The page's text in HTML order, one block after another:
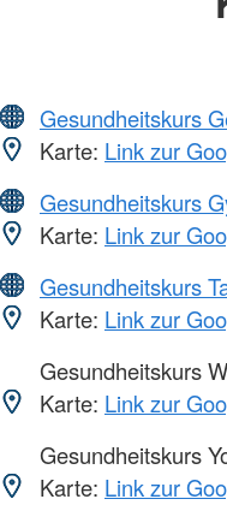
Gesundheitskurs
Karte: Link zur
Gesundheitskurs
Karte: Link zur
Gesundheitskurs
Karte: Link zur
Gesundheitskurs
Karte: Link zur
Gesundheitskurs
Karte: Link zur